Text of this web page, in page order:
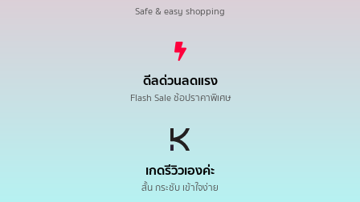
Safe & easy shopping
ดีลด่วนลดแรง
Flash Sale ช้อปราคาพิเศษ
เกดรีวิวเองค่ะ
สั้น กระชับ เข้าใจง่าย